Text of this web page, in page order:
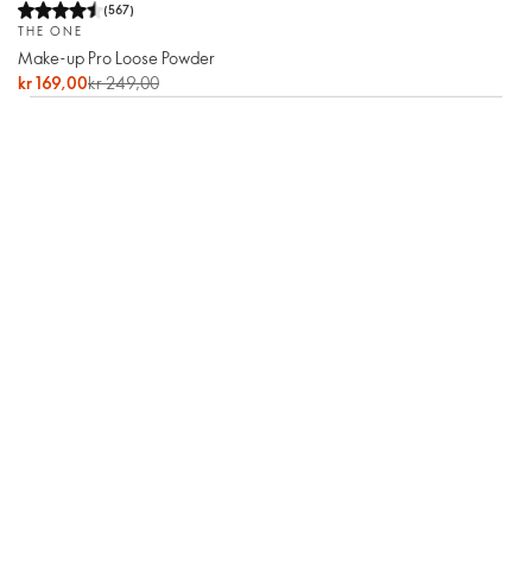
(567)
THE ONE
Make-up Pro Loose Powder
kr 169,00kr 249,00